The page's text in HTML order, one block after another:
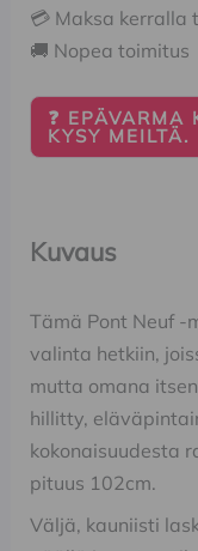
💳 Maksa kerralla
🚚 Nopea toimitus
❓
KYSY MEILTÄ.
Kuvaus
Tämä Pont Neuf -
valinta hetkiin,
mutta omana
hillitty,
kokonaisuudesta
pituus 102cm.
Väljä, kauniisti